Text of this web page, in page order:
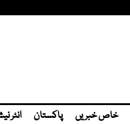
خاص خبریں پاکستان انٹر